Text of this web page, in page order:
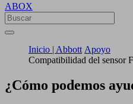
ABOX
Inicio | Abbott Apoyo
Compatibilidad del sensor
¿Cómo podemos